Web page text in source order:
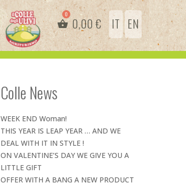
0,00€ IT EN
Colle News
WEEK END Woman!
THIS YEAR IS LEAP YEAR … AND WE
DEAL WITH IT IN STYLE !
ON VALENTINE’S DAY WE GIVE YOU A
LITTLE GIFT
OFFER WITH A BANG A NEW PRODUCT